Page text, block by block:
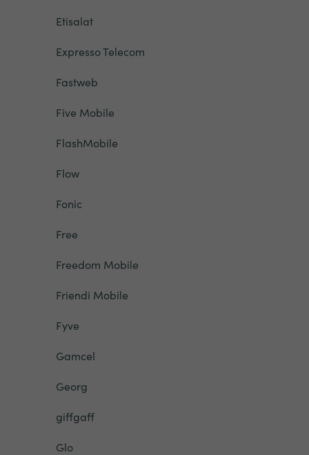
Etisalat
Expresso Telecom
Fastweb
Five Mobile
FlashMobile
Flow
Fonic
Free
Freedom Mobile
Friendi Mobile
Fyve
Gamcel
Georg
giffgaff
Glo